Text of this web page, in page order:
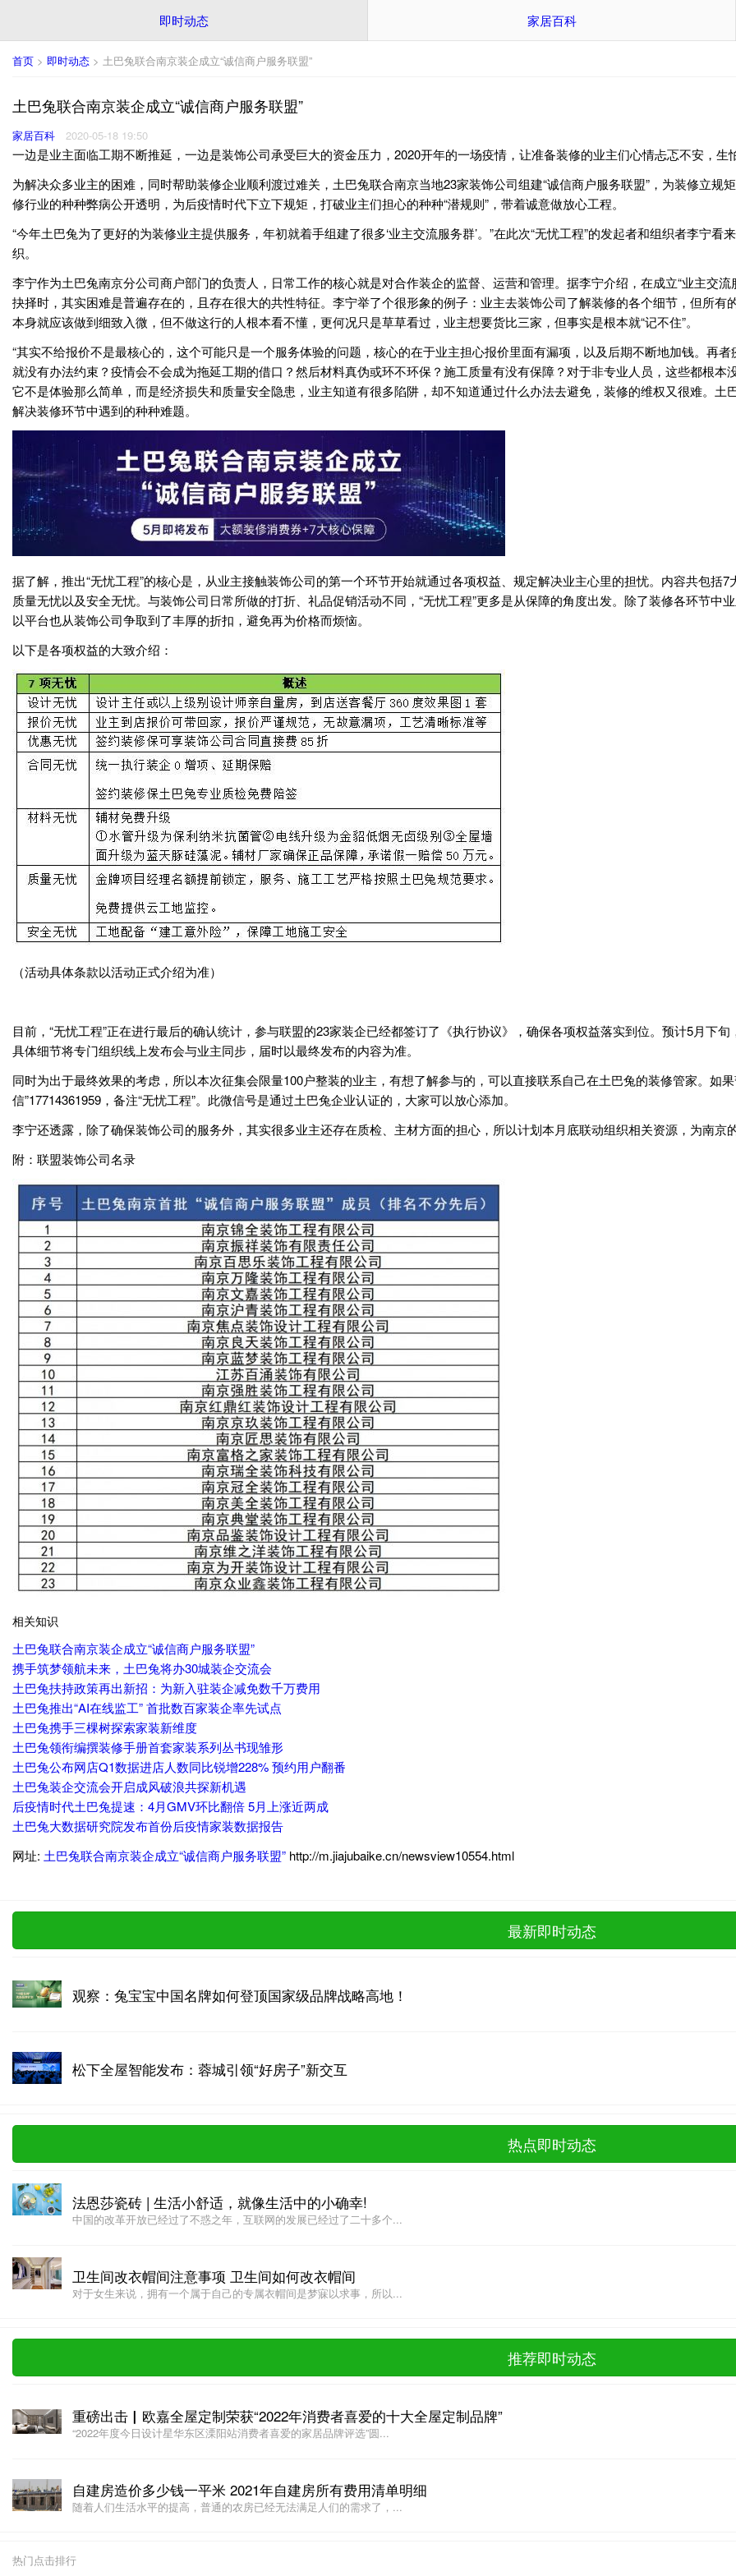
即时动态 家居百科
首页 > 即时动态 > 土巴兔联合南京装企成立“诚信商户服务联盟”
土巴兔联合南京装企成立“诚信商户服务联盟”
家居百科 2020-05-18 19:50
一边是业主面临工期不断推延，一边是装饰公司承受巨大的资金压力，2020开年的一场疫情，让准备装修的业主们心情忐忑不安，生
为解决众多业主的困难，同时帮助装修企业顺利渡过难关，土巴兔联合南京当地23家装饰公司组建“诚信商户服务联盟”，为装修立
修行业的种种弊病公开透明，为后疫情时代下立下规矩，打破业主们担心的种种“潜规则”，带着诚意做放心工程。
“今年土巴兔为了更好的为装修业主提供服务，年初就着手组建了很多‘业主交流服务群’。”在此次“无忧工程”的发起者和组织者李宁
织。
李宁作为土巴兔南京分公司商户部门的负责人，日常工作的核心就是对合作装企的监督、运营和管理。据李宁介绍，在成立“业主交
抉择时，其实困难是普遍存在的，且存在很大的共性特征。李宁举了个很形象的例子：业主去装饰公司了解装修的各个细节，但所
本身就应该做到细致入微，但不做这行的人根本看不懂，更何况只是草草看过，业主想要货比三家，但事实是根本就“记不住”。
“其实不给报价不是最核心的，这个可能只是一个服务体验的问题，核心的在于业主担心报价里面有漏项，以及后期不断地加钱。
就没有办法约束？疫情会不会成为拖延工期的借口？然后材料真伪或环不环保？施工质量有没有保障？对于非专业人员，这些都根本
它不是体验那么简单，而是经济损失和质量安全隐患，业主知道有很多陷阱，却不知道通过什么办法去避免，装修的维权又很难。
解决装修环节中遇到的种种难题。
据了解，推出“无忧工程”的核心是，从业主接触装饰公司的第一个环节开始就通过各项权益、规定解决业主心里的担忧。内容共包括
质量无忧以及安全无忧。与装饰公司日常所做的打折、礼品促销活动不同，“无忧工程”更多是从保障的角度出发。除了装修各环节中
以平台也从装饰公司争取到了丰厚的折扣，避免再为价格而烦恼。
以下是各项权益的大致介绍：
（活动具体条款以活动正式介绍为准）
目前，“无忧工程”正在进行最后的确认统计，参与联盟的23家装企已经都签订了《执行协议》，确保各项权益落实到位。预计5月下
具体细节将专门组织线上发布会与业主同步，届时以最终发布的内容为准。
同时为出于最终效果的考虑，所以本次征集会限量100户整装的业主，有想了解参与的，可以直接联系自己在土巴兔的装修管家。如
信”17714361959，备注“无忧工程”。此微信号是通过土巴兔企业认证的，大家可以放心添加。
李宁还透露，除了确保装饰公司的服务外，其实很多业主还存在质检、主材方面的担心，所以计划本月底联动组织相关资源，为南京
附：联盟装饰公司名录
相关知识
土巴兔联合南京装企成立“诚信商户服务联盟”
携手筑梦领航未来，土巴兔将办30城装企交流会
土巴兔扶持政策再出新招：为新入驻装企减免数千万费用
土巴兔推出“AI在线监工” 首批数百家装企率先试点
土巴兔携手三棵树探索家装新维度
土巴兔领衔编撰装修手册首套家装系列丛书现雏形
土巴兔公布网店Q1数据进店人数同比锐增228% 预约用户翻番
土巴兔装企交流会开启成风破浪共探新机遇
后疫情时代土巴兔提速：4月GMV环比翻倍 5月上涨近两成
土巴兔大数据研究院发布首份后疫情家装数据报告
网址: 土巴兔联合南京装企成立“诚信商户服务联盟” http://m.jiajubaike.cn/newsview10554.html
最新即时动态
观察：兔宝宝中国名牌如何登顶国家级品牌战略高地！
松下全屋智能发布：蓉城引领“好房子”新交互
热点即时动态
法恩莎瓷砖 | 生活小舒适，就像生活中的小确幸!
中国的改革开放已经过了不惑之年，互联网的发展已经过了二十多个...
卫生间改衣帽间注意事项 卫生间如何改衣帽间
对于女生来说，拥有一个属于自己的专属衣帽间是梦寐以求事，所以...
推荐即时动态
重磅出击▏欧嘉全屋定制荣获“2022年消费者喜爱的十大全屋定制品牌”
“2022年度今日设计星华东区溧阳站消费者喜爱的家居品牌评选”圆...
自建房造价多少钱一平米 2021年自建房所有费用清单明细
随着人们生活水平的提高，普通的农房已经无法满足人们的需求了，...
热门点击排行